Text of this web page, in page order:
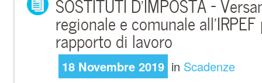
regionale e comunale
rapporto di lavoro
18 Novembre 2019 in Scadenze